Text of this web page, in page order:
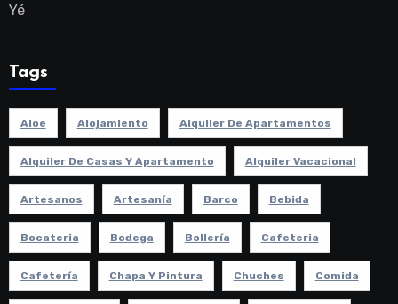
Yé
Tags
Aloe Alojamiento Alquiler De Apartamentos
Alquiler De Casas Y Apartamento Alquiler Vacacional
Artesanos Artesanía Barco Bebida
Bocateria Bodega Bollería Cafeteria
Cafetería Chapa Y Pintura Chuches Comida